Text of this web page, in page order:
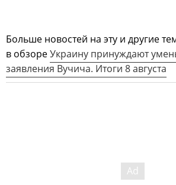
Больше новостей на эту и другие
в обзореУкраину принуждают
заявления Вучича. Итоги 8 августа